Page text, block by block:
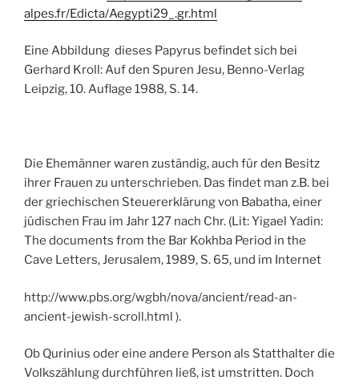
alpes.fr/Edicta/Aegypti29_.gr.html
Eine Abbildung dieses Papyrus befindet sich bei
Gerhard Kroll: Auf den Spuren Jesu, Benno-Verlag
Leipzig, 10. Auflage 1988, S. 14.
Die Ehemänner waren zuständig, auch für den Besitz
ihrer Frauen zu unterschrieben. Das findet man z.B. bei
der griechischen Steuererklärung von Babatha, einer
jüdischen Frau im Jahr 127 nach Chr. (Lit: Yigael Yadin:
The documents from the Bar Kokhba Period in the
Cave Letters, Jerusalem, 1989, S. 65, und im Internet
http://www.pbs.org/wgbh/nova/ancient/read-an-
ancient-jewish-scroll.html ).
Ob Qurinius oder eine andere Person als Statthalter die
Volkszählung durchführen ließ, ist umstritten. Doch